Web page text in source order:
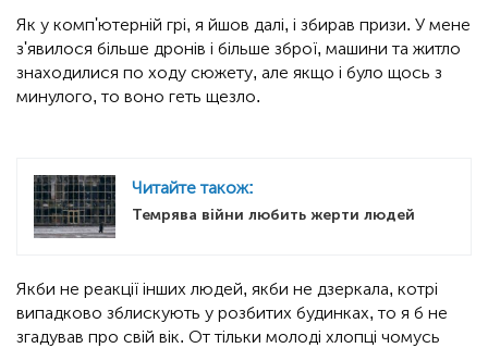
Як у комп'ютерній грі, я йшов далі, і збирав призи. У мене
з'явилося більше дронів і більше зброї, машини та житло
знаходилися по ходу сюжету, але якщо і було щось з
минулого, то воно геть щезло.
Читайте також:
Темрява війни любить жерти людей
Якби не реакції інших людей, якби не дзеркала, котрі
випадково зблискують у розбитих будинках, то я б не
згадував про свій вік. От тільки молоді хлопці чомусь